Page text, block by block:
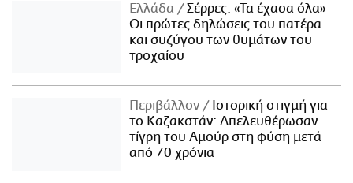
Ελλάδα
Σέρρες: «Τα έχασα όλα» -
Οι πρώτες δηλώσεις του πατέρα
και συζύγου των θυμάτων του
τροχαίου
Περιβάλλον
Ιστορική στιγμή για
το Καζακστάν: Απελευθέρωσαν
τίγρη του Αμούρ στη φύση μετά
από 70 χρόνια